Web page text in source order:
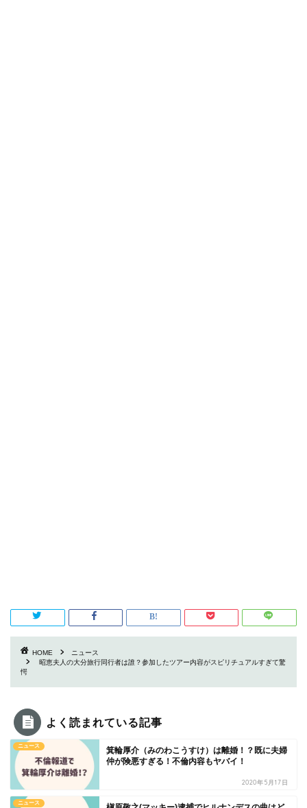
HOME
ニュース
昭恵夫人の大分旅行同行者は誰？参加したツアー内容がスピリチュアルすぎて驚
愕
よく読まれている記事
ニュース
箕輪厚介（みのわこうすけ）は離婚！？既に夫婦
仲が険悪すぎる！不倫内容もヤバイ！
2020年5月17日
ニュース